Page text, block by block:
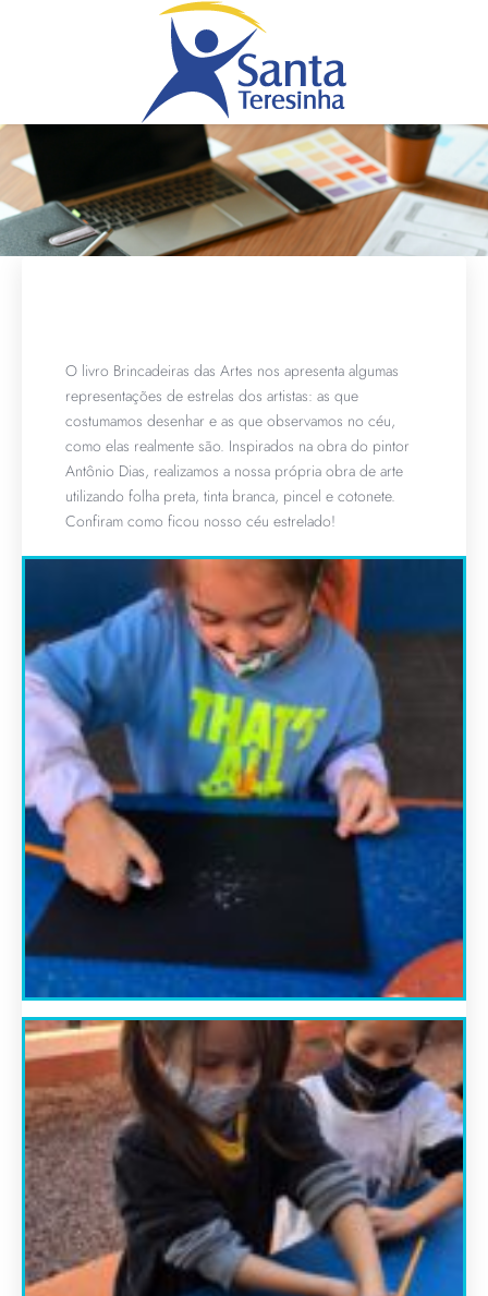
O livro Brincadeiras das Artes nos apresenta algumas
representações de estrelas dos artistas: as que
costumamos desenhar e as que observamos no céu,
como elas realmente são. Inspirados na obra do pintor
Antônio Dias, realizamos a nossa própria obra de arte
utilizando folha preta, tinta branca, pincel e cotonete.
Confiram como ficou nosso céu estrelado!